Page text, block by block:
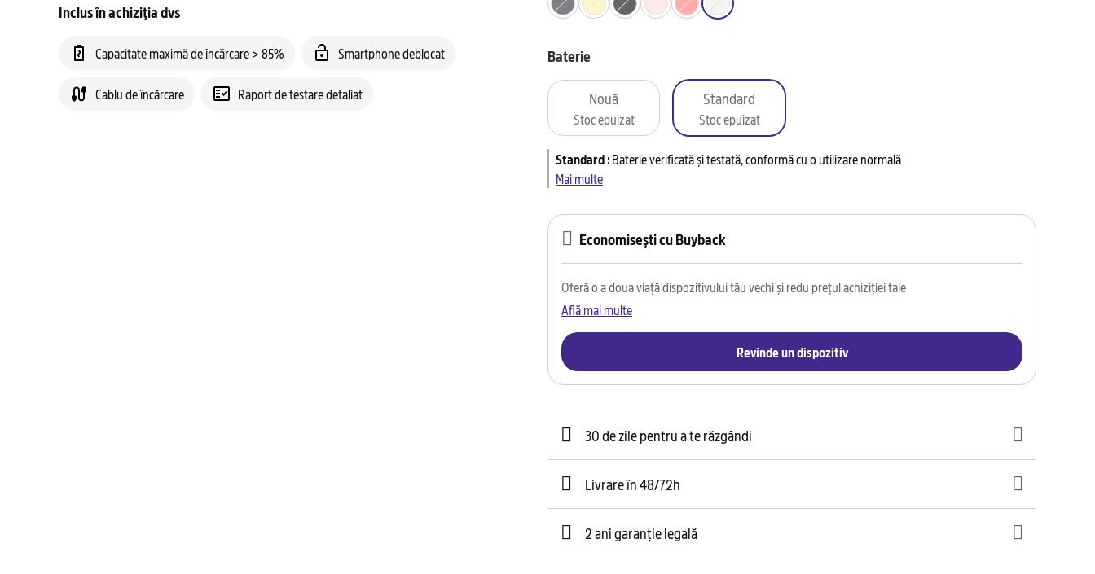
Inclus în achiziția dvs
Capacitate maximă de încărcare > 85% Smartphone deblocat
Cablu de încărcare Raport de testare detaliat
Baterie
Nouă
Stoc epuizat
Standard
Stoc epuizat
Standard:Baterie verificată și testată, conformă cu o utilizare normală
Mai multe
Economisești cu Buyback
Oferă o a doua viață dispozitivului tău vechi și redu prețul achiziției tale
Află mai multe
Revinde un dispozitiv
30 de zile pentru a te răzgândi
Livrare în 48/72h
2 ani garanție legală